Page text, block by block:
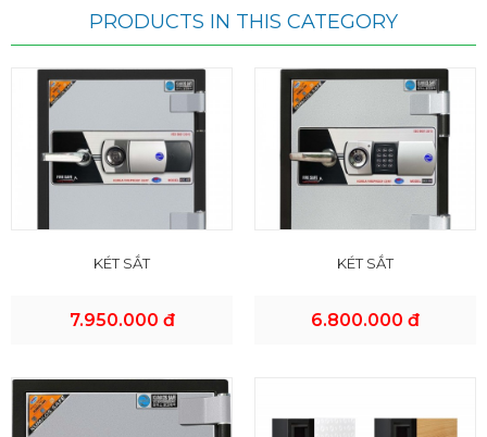
PRODUCTS IN THIS CATEGORY
KÉT SẮT
7.950.000 đ
KÉT SẮT
6.800.000 đ